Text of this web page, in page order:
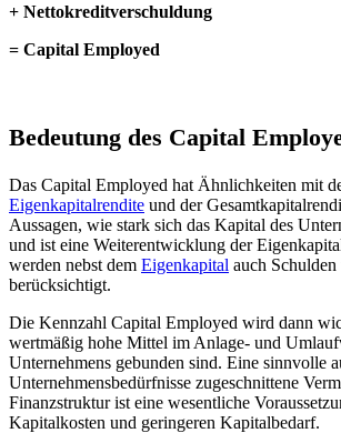
+ Nettokreditverschuldung
= Capital Employed
Bedeutung des Capital
Das Capital Employed hat Ähnlichkeiten mit
Eigenkapitalrendite und der
Aussagen, wie stark sich das Kapital des
und ist eine Weiterentwicklung der
werden nebst dem Eigenkapital auch
berücksichtigt.
Die Kennzahl Capital Employed wird dann
wertmäßig hohe Mittel im Anlage- und
Unternehmens gebunden sind. Eine sinnvolle
Unternehmensbedürfnisse zugeschnittene
Finanzstruktur ist eine wesentliche
Kapitalkosten und geringeren Kapitalbedarf.